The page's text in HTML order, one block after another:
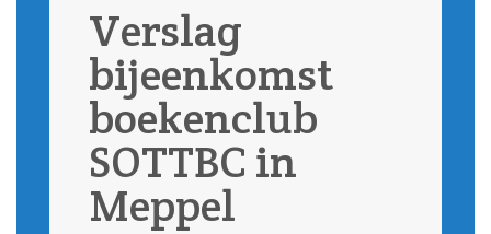
Verslag
bijeenkomst
boekenclub
SOTTBC in
Meppel